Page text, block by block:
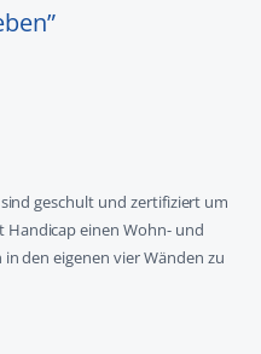
geschult und zertifiziert um
einen Wohn- und
den eigenen vier Wänden zu